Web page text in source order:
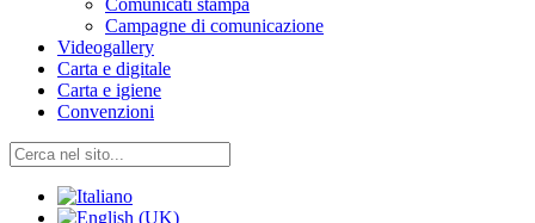
Comunicati stampa
Campagne di comunicazione
Videogallery
Carta e digitale
Carta e igiene
Convenzioni